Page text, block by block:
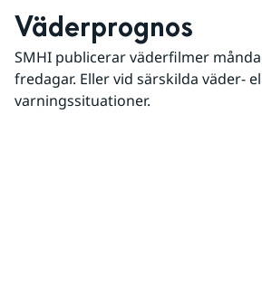
Väderprognos
SMHI publicerar väderfilmer
fredagar. Eller vid särskilda väder-
varningssituationer.